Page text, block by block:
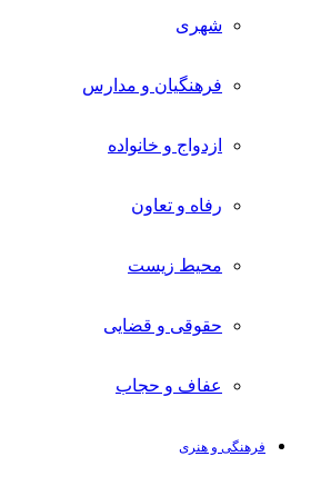
شهری
فرهنگیان و مدارس
ازدواج و خانواده
رفاه و تعاون
محیط زیست
حقوقی و قضایی
عفاف و حجاب
فرهنگی و هنری